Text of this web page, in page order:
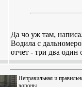
Да чо уж там,
Водила с
отчет - три два
Неправильная и
вороны